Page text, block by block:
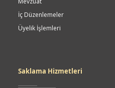
İç Düzenlemeler
Üyelik İşlemleri
Saklama Hizmetleri